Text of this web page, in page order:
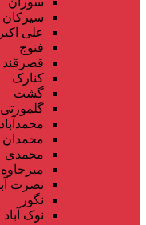
سیرکان
علی اکبر
فنوج
قصرقند
کنارک
گشت
گلمورتی
محمدآباد
محمدان
محمدی
میرجاوه
نصرت
نگور
نوک آباد